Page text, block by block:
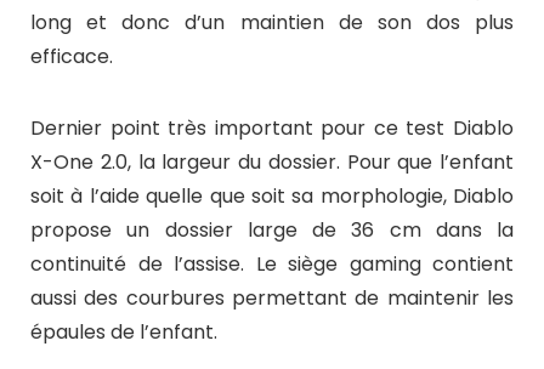
long et donc d’un maintien de son dos plus
efficace.
Dernier point très important pour ce test Diablo
X-One 2.0, la largeur du dossier. Pour que l’enfant
soit à l’aide quelle que soit sa morphologie, Diablo
propose un dossier large de 36 cm dans la
continuité de l’assise. Le siège gaming contient
aussi des courbures permettant de maintenir les
épaules de l’enfant.